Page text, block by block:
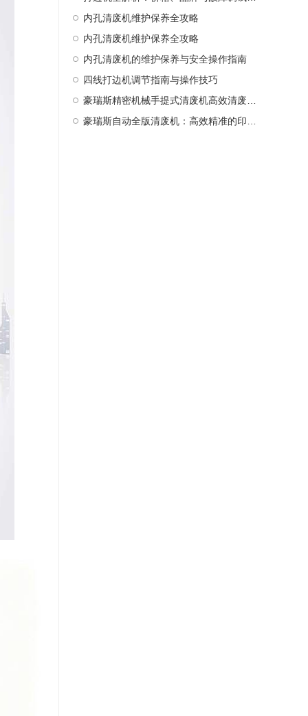
内孔清废机维护保养全攻略
内孔清废机维护保养全攻略
内孔清废机的维护保养与安全操作指南
四线打边机调节指南与操作技巧